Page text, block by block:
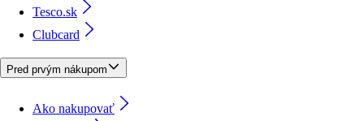
Tesco.sk
Clubcard
Pred prvým nákupom
Ako nakupovať